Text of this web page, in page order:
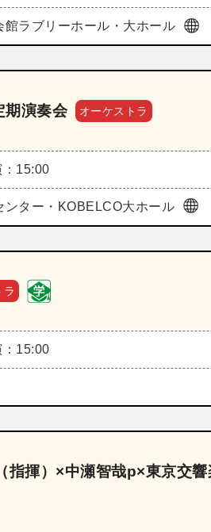
館ラブリーホール・大ホール
期演奏会 オーケストラ
：15:00
ンター・KOBELCO大ホール
ラ
：15:00
揮）×中瀬智哉p×東京交響